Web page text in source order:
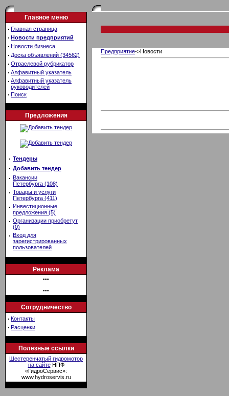
Главное меню
· Главная страница
· Новости предприятий
· Новости бизнеса
· Доска объявлений (34562)
· Отраслевой рубрикатор
· Алфавитный указатель
· Алфавитный указатель
руководителей
· Поиск
Предложения
· Тендеры
· Добавить тендер
· Вакансии
Петербурга (108)
· Товары и услуги
Петербурга (411)
· Инвестиционные
предложения (5)
· Организации приобретут
(0)
· Вход для
зарегистрированных
пользователей
Реклама
•••
•••
Сотрудничество
· Контакты
· Расценки
Полезные ссылки
Шестеренчатый гидромотор
на сайтеНПФ
«ГидроСервис»:
www.hydroservis.ru
Предприятие->Новости